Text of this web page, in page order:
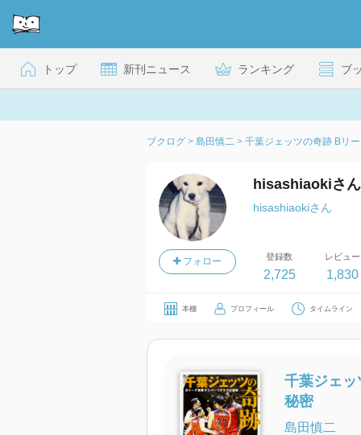
トップ 新刊ニュース ランキング ブ
ブクログ > 島田慎二 > 千葉ジェッツの奇跡 Bリ
フォロー
hisashiaokiさ
hisashiaokiさん
登録数
2,725
レビュー
1,830
本棚 プロフィール タイムライン
千葉ジェ
秘密
島田慎二